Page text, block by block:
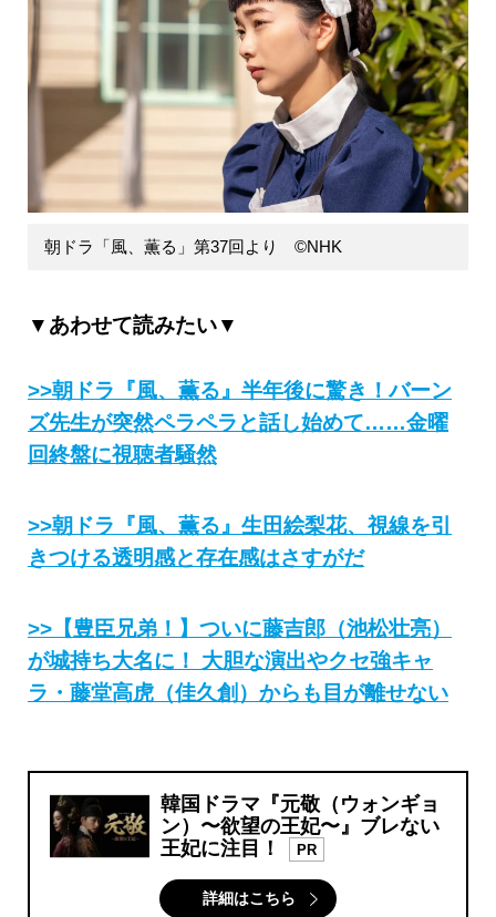
朝ドラ「風、薫る」第37回より ©️NHK
▼あわせて読みたい▼
>>朝ドラ『風、薫る』半年後に驚き！バーン
ズ先生が突然ペラペラと話し始めて……金曜
回終盤に視聴者騒然
>>朝ドラ『風、薫る』生田絵梨花、視線を引
きつける透明感と存在感はさすがだ
>>【豊臣兄弟！】ついに藤吉郎（池松壮亮）
が城持ち大名に！ 大胆な演出やクセ強キャ
ラ・藤堂高虎（佳久創）からも目が離せない
韓国ドラマ『元敬（ウォンギョ
ン）〜欲望の王妃〜』ブレない
王妃に注目！
PR
詳細はこちら